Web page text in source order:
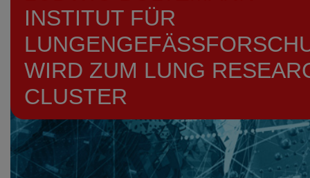
INSTITUT FÜR
IRD ZUM LUNG
LUSTER
Resources News